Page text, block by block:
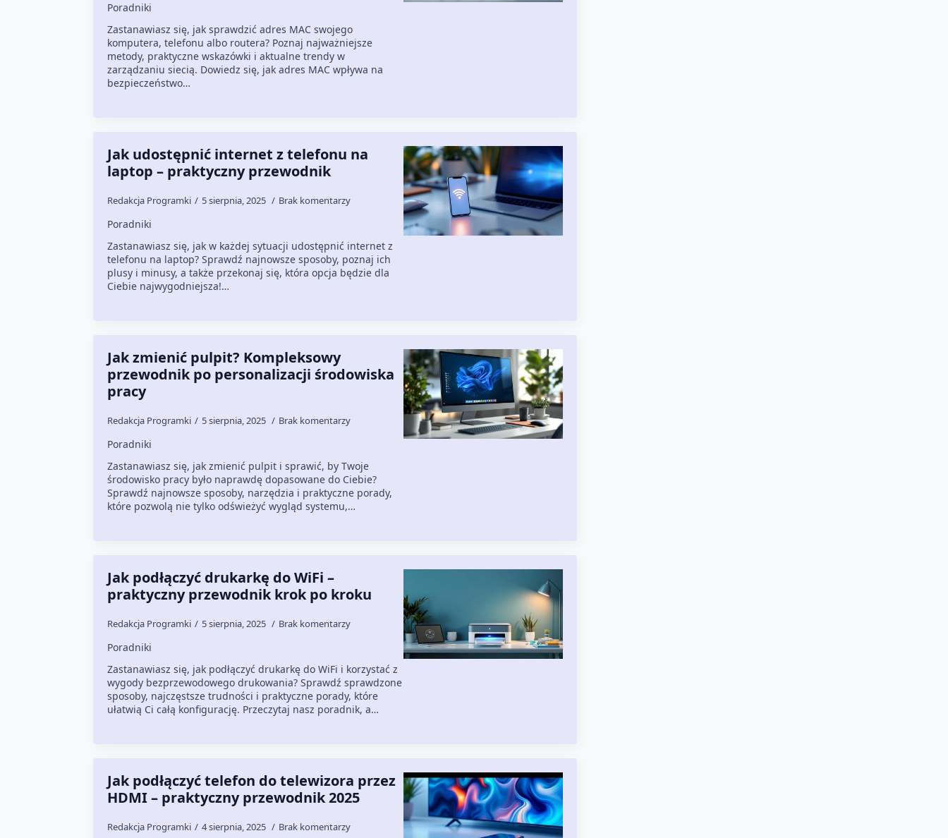
Poradniki
Zastanawiasz się, jak sprawdzić adres MAC swojego
komputera, telefonu albo routera? Poznaj najważniejsze
metody, praktyczne wskazówki i aktualne trendy w
zarządzaniu siecią. Dowiedz się, jak adres MAC wpływa na
bezpieczeństwo…
Jak udostępnić internet z telefonu na
laptop – praktyczny przewodnik
Redakcja Programki 5 sierpnia, 2025 Brak komentarzy
Poradniki
Zastanawiasz się, jak w każdej sytuacji udostępnić internet z
telefonu na laptop? Sprawdź najnowsze sposoby, poznaj ich
plusy i minusy, a także przekonaj się, która opcja będzie dla
Ciebie najwygodniejsza!…
Jak zmienić pulpit? Kompleksowy
przewodnik po personalizacji środowiska
pracy
Redakcja Programki 5 sierpnia, 2025 Brak komentarzy
Poradniki
Zastanawiasz się, jak zmienić pulpit i sprawić, by Twoje
środowisko pracy było naprawdę dopasowane do Ciebie?
Sprawdź najnowsze sposoby, narzędzia i praktyczne porady,
które pozwolą nie tylko odświeżyć wygląd systemu,…
Jak podłączyć drukarkę do WiFi –
praktyczny przewodnik krok po kroku
Redakcja Programki 5 sierpnia, 2025 Brak komentarzy
Poradniki
Zastanawiasz się, jak podłączyć drukarkę do WiFi i korzystać z
wygody bezprzewodowego drukowania? Sprawdź sprawdzone
sposoby, najczęstsze trudności i praktyczne porady, które
ułatwią Ci całą konfigurację. Przeczytaj nasz poradnik, a…
Jak podłączyć telefon do telewizora przez
HDMI – praktyczny przewodnik 2025
Redakcja Programki 4 sierpnia, 2025 Brak komentarzy